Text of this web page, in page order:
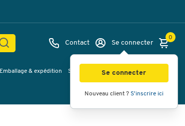
Contact Se connecter
Se connecter
Nouveau client ? S'inscrire ici
0
Emballage & expédition Service & Planification Inspirations